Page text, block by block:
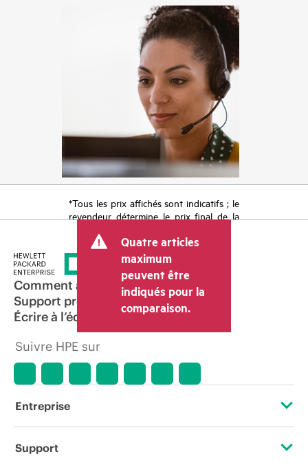
*Tous les prix affichés sont indicatifs ; le
revendeur détermine le prix final de la
tels que la TVA ou les taxes sur la vente
et les frais d’expédition. Le prix de la
transaction déterminé par le revendeur
peut varier par rapport à d’autres
revendeurs et au prix indicatif affiché.
Les prix indicatifs peuvent inclure des
offres promotionnelles limitées dans le
temps. HPE se réserve le droit d’ajuster
les prix à tout moment pour diverses
l’arrêt d’un produit, la disponibilité
période de promotion et des erreurs
dans les publicités.
Quatre articles
maximum
peuvent être
indiqués pour la
comparaison.
Comment acheter
Support produit
Écrire à l’équipe commerciale
Suivre HPE sur
Entreprise
À propos de HPE
Support